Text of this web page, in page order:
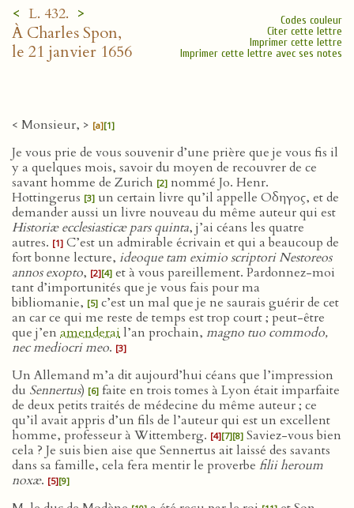
< L. 432. >
À Charles Spon,
le 21 janvier 1656
Codes couleur
Citer cette lettre
Imprimer cette lettre
Imprimer cette lettre avec ses notes
< Monsieur, > [a][1]
Je vous prie de vous souvenir d’une prière que je vous fis il
y a quelques mois, savoir du moyen de recouvrer de ce
savant homme de Zurich [2] nommé Jo. Henr.
Hottingerus [3] un certain livre qu’il appelle Οδηγος, et de
demander aussi un livre nouveau du même auteur qui est
Historiæ ecclesiasticæ pars quinta, j’ai céans les quatre
autres. [1] C’est un admirable écrivain et qui a beaucoup de
fort bonne lecture, ideoque tam eximio scriptori Nestoreos
annos exopto, [2][4] et à vous pareillement. Pardonnez-moi
tant d’importunités que je vous fais pour ma
bibliomanie, [5] c’est un mal que je ne saurais guérir de cet
an car ce qui me reste de temps est trop court ; peut-être
que j’en amenderail’an prochain, magno tuo commodo,
nec mediocri meo. [3]
Un Allemand m’a dit aujourd’hui céans que l’impression
du Sennertus) [6] faite en trois tomes à Lyon était imparfaite
de deux petits traités de médecine du même auteur ; ce
qu’il avait appris d’un fils de l’auteur qui est un excellent
homme, professeur à Wittemberg. [4][7][8] Saviez-vous bien
cela ? Je suis bien aise que Sennertus ait laissé des savants
dans sa famille, cela fera mentir le proverbe filii heroum
noxæ. [5][9]